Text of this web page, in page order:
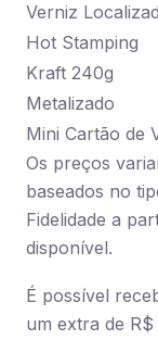
Verniz
Hot Stamping
Kraft 240g
Metalizado
Mini Cartão de
Os preços
baseados no
Fidelidade a
disponível.
É possível
um extra de